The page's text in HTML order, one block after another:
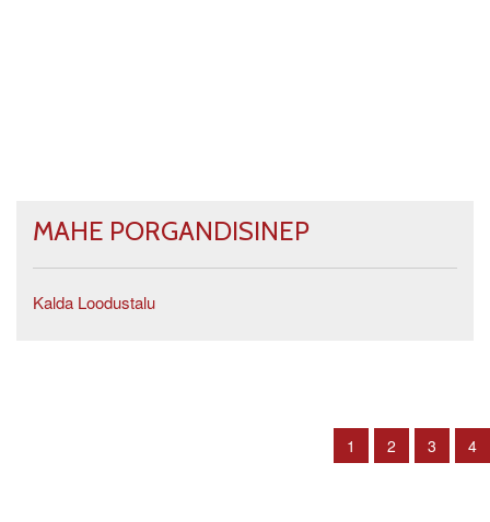
MAHE PORGANDISINEP
Kalda Loodustalu
1 2 3 4